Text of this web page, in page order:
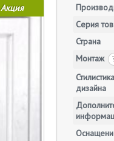
Акция
Серия
Страна
Монтаж
Стилистика
дизайна